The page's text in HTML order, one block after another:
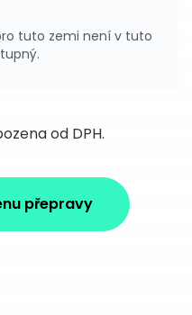
tuto zemi není v tuto
od DPH.
přepravy